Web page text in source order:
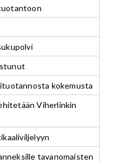
kokemusta
Viherlinkin
tavanomaisten